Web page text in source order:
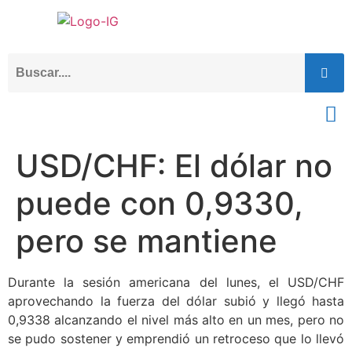
USD/CHF: El dólar no
puede con 0,9330,
pero se mantiene
Durante la sesión americana del lunes, el USD/CHF
aprovechando la fuerza del dólar subió y llegó hasta
0,9338 alcanzando el nivel más alto en un mes, pero no
se pudo sostener y emprendió un retroceso que lo llevó